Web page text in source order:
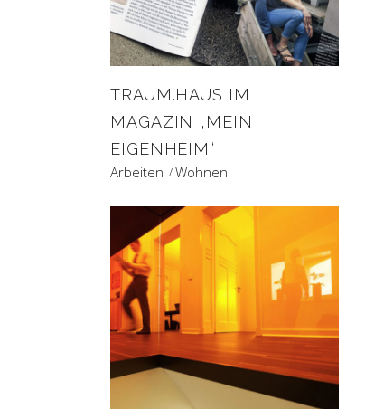
TRAUM.HAUS IM
MAGAZIN „MEIN
EIGENHEIM“
Arbeiten Wohnen